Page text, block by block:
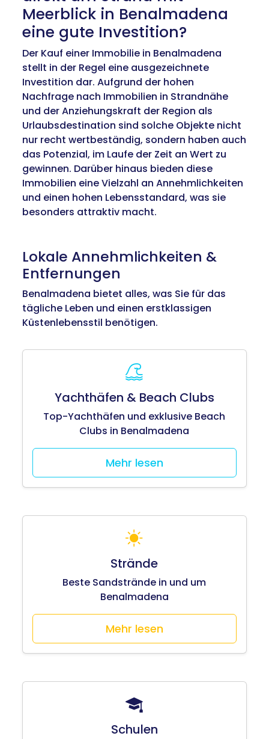
Meerblick in Benalmadena
eine gute Investition?
Der Kauf einer Immobilie in Benalmadena
stellt in der Regel eine ausgezeichnete
Investition dar. Aufgrund der hohen
Nachfrage nach Immobilien in Strandnähe
und der Anziehungskraft der Region als
Urlaubsdestination sind solche Objekte nicht
nur recht wertbeständig, sondern haben auch
das Potenzial, im Laufe der Zeit an Wert zu
gewinnen. Darüber hinaus bieden diese
Immobilien eine Vielzahl an Annehmlichkeiten
und einen hohen Lebensstandard, was sie
besonders attraktiv macht.
Lokale Annehmlichkeiten &
Entfernungen
Benalmadena bietet alles, was Sie für das
tägliche Leben und einen erstklassigen
Küstenlebensstil benötigen.
Yachthäfen & Beach Clubs
Top-Yachthäfen und exklusive Beach
Clubs in Benalmadena
Mehr lesen
Strände
Beste Sandstrände in und um
Benalmadena
Mehr lesen
Schulen